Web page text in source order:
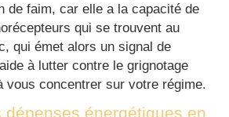
de faim, car elle a la capacité de
qui se trouvent au
qui émet alors un signal de
à lutter contre le grignotage
vous concentrer sur votre régime.
dépenses énergétiques en